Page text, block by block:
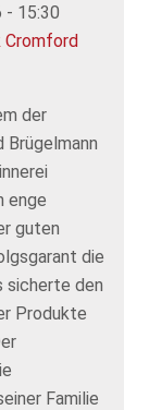
- 15:30
Cromford
der
enge
guten
die
sicherte den
Produkte
Familie